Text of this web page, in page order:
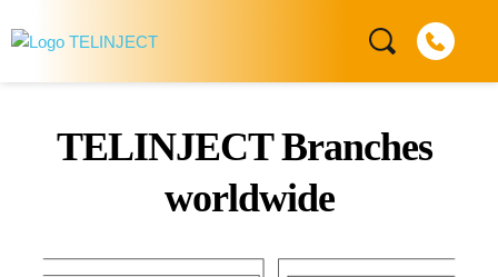
TELINJECT Branches
worldwide